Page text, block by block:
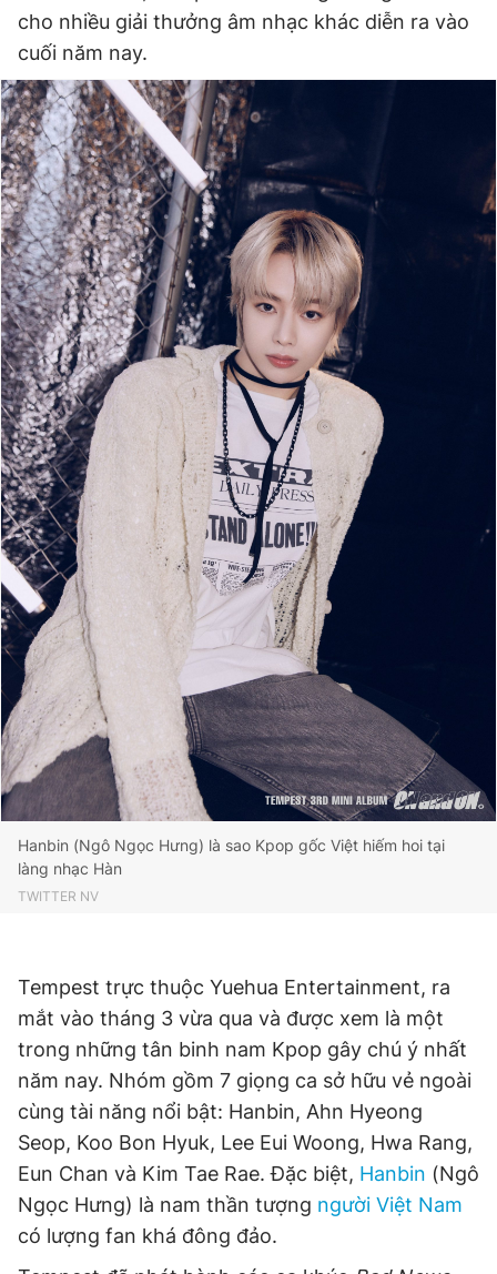
cho nhiều giải thưởng âm nhạc khác diễn ra vào
cuối năm nay.
Hanbin (Ngô Ngọc Hưng) là sao Kpop gốc Việt hiếm hoi tại
làng nhạc Hàn
TWITTER NV
Tempest trực thuộc Yuehua Entertainment, ra
mắt vào tháng 3 vừa qua và được xem là một
trong những tân binh nam Kpop gây chú ý nhất
năm nay. Nhóm gồm 7 giọng ca sở hữu vẻ ngoài
cùng tài năng nổi bật: Hanbin, Ahn Hyeong
Seop, Koo Bon Hyuk, Lee Eui Woong, Hwa Rang,
Eun Chan và Kim Tae Rae. Đặc biệt, Hanbin (Ngô
Ngọc Hưng) là nam thần tượng người Việt Nam
có lượng fan khá đông đảo.